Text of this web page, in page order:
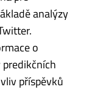
analýzy
o
příspěvků